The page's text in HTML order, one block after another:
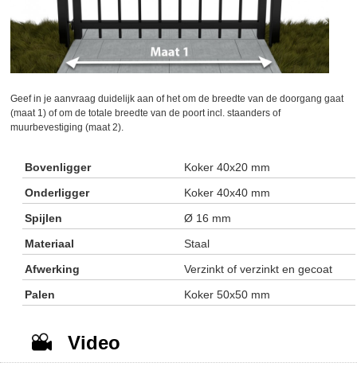
Geef in je aanvraag duidelijk aan of het om de breedte van de doorgang gaat
(maat 1) of om de totale breedte van de poort incl. staanders of
muurbevestiging (maat 2).
Bovenligger
Koker 40x20 mm
Onderligger
Koker 40x40 mm
Spijlen
Ø 16 mm
Materiaal
Staal
Afwerking
Verzinkt of verzinkt en gecoat
Palen
Koker 50x50 mm
Video